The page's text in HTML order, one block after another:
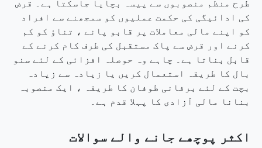
طرح منظم منصوبوں سے پیسہ بچایا جاسکتا ہے۔ قرض
کی ادائیگی کی حکمت عملیوں کو سمجھنے سے افراد
کو اپنے مالی معاملات پر قابو پانے ، تناؤ کو کم
کرنے اور قرض سے پاک مستقبل کی طرف کام کرنے کے
قابل بناتا ہے۔ چاہے وہ حوصلہ افزائی کے لئے سنو
بال کا طریقہ استعمال کریں یا زیادہ سے زیادہ
بچت کے لئے برفانی طوفان کا طریقہ ، ایک منصوبہ
بنانا مالی آزادی کا پہلا قدم ہے۔
اکثر پوچھے جانے والے سوالات